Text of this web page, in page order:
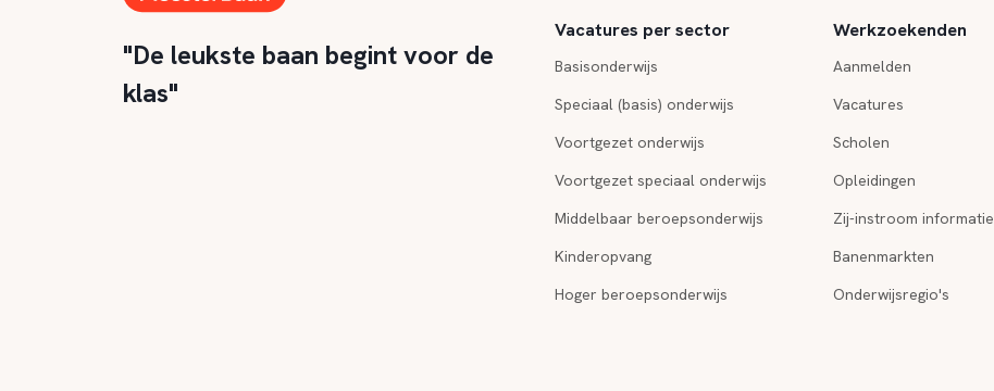
"De leukste baan begint voor de
klas"
Vacatures per sector
Basisonderwijs
Speciaal (basis) onderwijs
Voortgezet onderwijs
Voortgezet speciaal onderwijs
Middelbaar beroepsonderwijs
Kinderopvang
Hoger beroepsonderwijs
Werkzoekenden
Aanmelden
Vacatures
Scholen
Opleidingen
Zij-instroom informatie
Banenmarkten
Onderwijsregio's